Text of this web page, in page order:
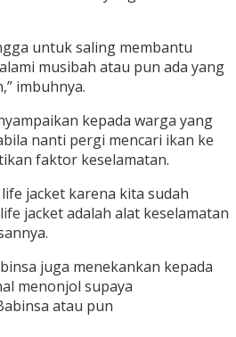
untuk saling membantu
musibah atau pun ada yang
imbuhnya.
kepada warga yang
nanti pergi mencari ikan ke
faktor keselamatan.
jacket karena kita sudah
jacket adalah alat keselamatan
juga menekankan kepada
menonjol supaya
atau pun